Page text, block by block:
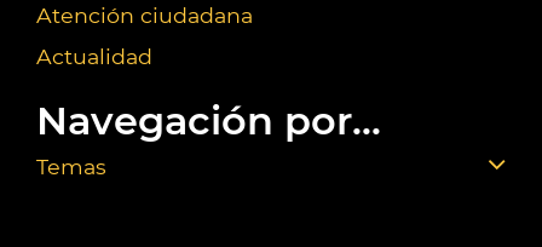
Atención ciudadana
Actualidad
Navegación por...
Temas